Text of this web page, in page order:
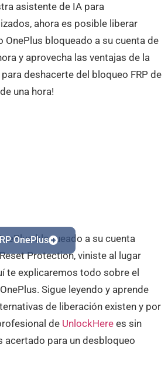
asistente de IA para
ahora es posible liberar
bloqueado a su cuenta de
y aprovecha las ventajas de la
deshacerte del bloqueo FRP de
una hora!
OnePlusbloqueado a su cuenta
Protection, viniste al lugar
te explicaremos todo sobre el
Sigue leyendo y aprende
de liberación existen y por
de UnlockHere es sin
acertado para un desbloqueo